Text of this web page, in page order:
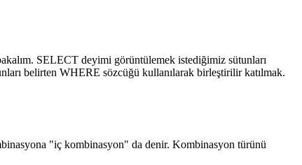
SELECT deyimi görüntülemek istediğimiz sütunları
belirten WHERE sözcüğü kullanılarak birleştirilir katılmak.
"iç kombinasyon" da denir. Kombinasyon türünü